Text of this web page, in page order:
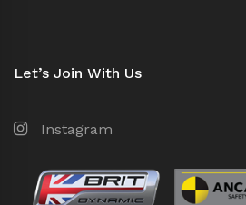
Let’s Join With Us
Instagram